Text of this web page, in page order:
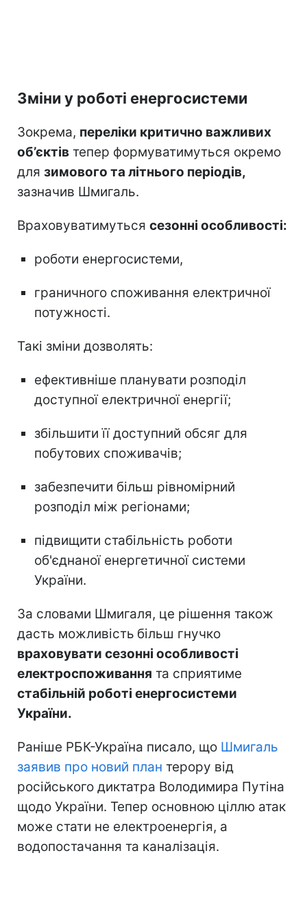
Зміни у роботі енергосистеми
Зокрема, переліки критично важливих
об’єктів тепер формуватимуться окремо
для зимового та літнього періодів,
зазначив Шмигаль.
Враховуватимуться сезонні особливості:
роботи енергосистеми,
граничного споживання електричної
потужності.
Такі зміни дозволять:
ефективніше планувати розподіл
доступної електричної енергії;
збільшити її доступний обсяг для
побутових споживачів;
забезпечити більш рівномірний
розподіл між регіонами;
підвищити стабільність роботи
об'єднаної енергетичної системи
України.
За словами Шмигаля, це рішення також
дасть можливість більш гнучко
враховувати сезонні особливості
електроспоживання та сприятиме
стабільній роботі енергосистеми
України.
Раніше РБК-Україна писало, що Шмигаль
заявив про новий план терору від
російського диктатра Володимира Путіна
щодо України. Тепер основною ціллю атак
може стати не електроенергія, а
водопостачання та каналізація.